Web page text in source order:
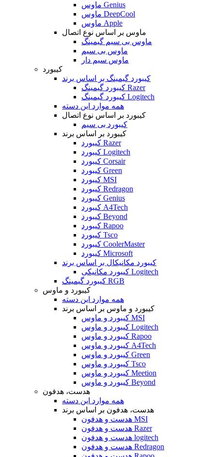
ماوس Genius
ماوس DeepCool
ماوس Apple
ماوس بر اساس نوع اتصال
ماوس بی سیم گیمینگ
ماوس بی سیم
ماوس سیم دار
کیبورد
کیبورد گیمینگ بر اساس برند
کیبورد گیمینگ Razer
کیبورد گیمینگ Logitech
همه موارد این دسته
کیبورد بر اساس نوع اتصال
کیبورد بی سیم
کیبورد بر اساس برند
کیبورد Razer
کیبورد Logitech
کیبورد Corsair
کیبورد Green
کیبورد MSI
کیبورد Redragon
کیبورد Genius
کیبورد A4Tech
کیبورد Beyond
کیبورد Rapoo
کیبورد Tsco
کیبورد CoolerMaster
کیبورد Microsoft
کیبورد مکانیکال بر اساس برند
کیبورد مکانیکی Logitech
کیبورد گیمینگ RGB
کیبورد و ماوس
همه موارد این دسته
کیبورد و ماوس بر اساس برند
کیبورد و ماوس MSI
کیبورد و ماوس Logitech
کیبورد و ماوس Rapoo
کیبورد و ماوس A4Tech
کیبورد و ماوس Green
کیبورد و ماوس Tsco
کیبورد و ماوس Meetion
کیبورد و ماوس Beyond
هدست، هدفون
همه موارد این دسته
هدست، هدفون بر اساس برند
هدست و هدفون MSI
هدست و هدفون Razer
هدست و هدفون logitech
هدست و هدفون Redragon